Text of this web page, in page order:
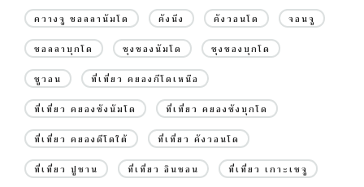
ควางจู ชอลลานัมโด คังนึง คังวอนโด จอนจู
ชอลลาบุกโด ชุงชองนัมโด ชุงชองบุกโด
ซูวอน ที่เที่ยว คยองกีโดเหนือ
ที่เที่ยว คยองซังนัมโด ที่เที่ยว คยองซังบุกโด
ที่เที่ยว คยองดีโดใต้ ที่เที่ยว คังวอนโด
ที่เที่ยว ปูซาน ที่เที่ยว อินชอน ที่เที่ยว เกาะเชจู